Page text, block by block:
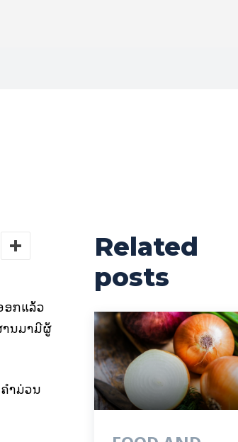
ອກແລ້ວ
ານມາມີຜູ້
ຳມ່ວນ
Related
posts